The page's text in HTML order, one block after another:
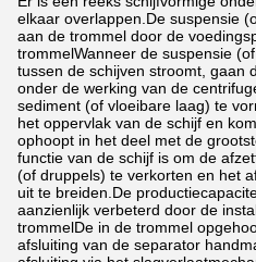
elkaar overlappen.De suspensie
aan de trommel door de
trommelWanneer de suspensie
tussen de schijven stroomt, gaan
onder de werking van de
sediment (of vloeibare laag) te
het oppervlak van de schijf en
ophoopt in het deel met de
functie van de schijf is om de
(of druppels) te verkorten en het
uit te breiden.De
aanzienlijk verbeterd door de
trommelDe in de trommel
afsluiting van de separator